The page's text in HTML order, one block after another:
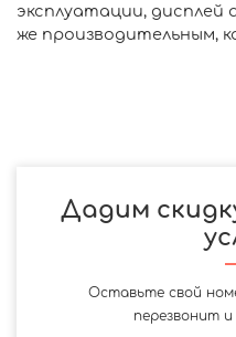
эксплуатации,
же производительным,
Дадим
Оставьте свой
перезвонит